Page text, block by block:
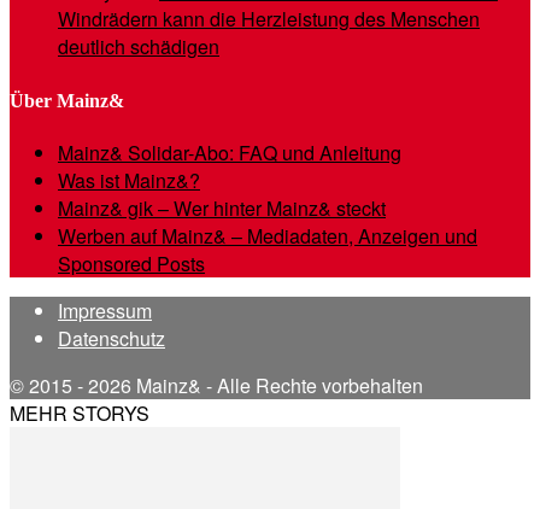
Windrädern kann die Herzleistung des Menschen
deutlich schädigen
Über Mainz&
Mainz& Solidar-Abo: FAQ und Anleitung
Was ist Mainz&?
Mainz& gik – Wer hinter Mainz& steckt
Werben auf Mainz& – Mediadaten, Anzeigen und
Sponsored Posts
Impressum
Datenschutz
© 2015 - 2026 Mainz& - Alle Rechte vorbehalten
MEHR STORYS